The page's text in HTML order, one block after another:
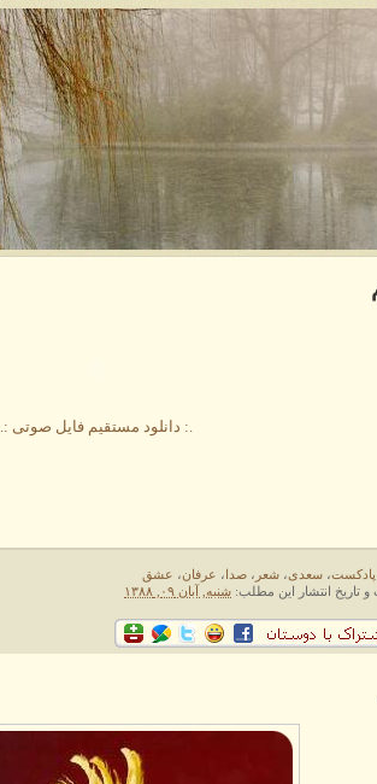
.: دانلود مستقیم فایل صوتی :.
پادکست، سعدی، شعر ، صدا ، عرفان، عشق
و تاریخ انتشار این مطلب: شنبه, آبان ۰۹, ۱۳۸۸